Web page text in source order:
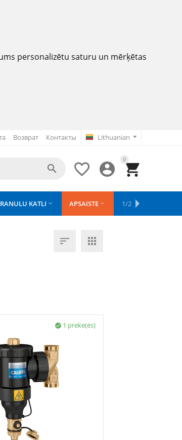
personalizētu saturu un mērķētas
Lithuanian
Возврат Контакты
0




KATLI  APSAISTE  REZERVES DAĻAS
1/2
 
1 prekė(ės)
